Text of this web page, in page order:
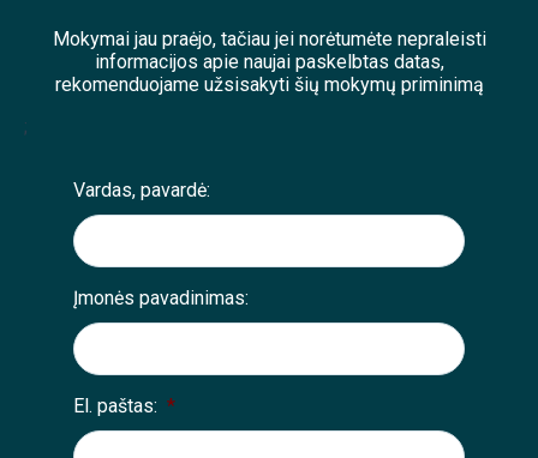
Mokymai jau praėjo, tačiau jei norėtumėte nepraleisti
informacijos apie naujai paskelbtas datas,
rekomenduojame užsisakyti šių mokymų priminimą
;
Vardas, pavardė:
Įmonės pavadinimas:
El. paštas: *